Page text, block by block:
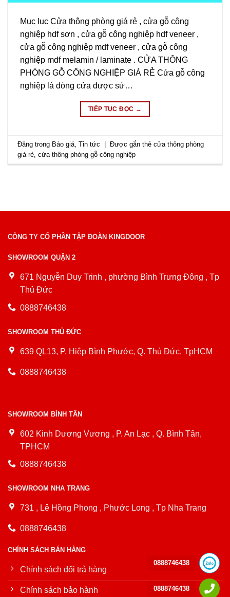
Mục lục Cửa thông phòng giá rẻ , cửa gỗ công
nghiệp hdf sơn , cửa gỗ công nghiệp hdf veneer ,
cửa gỗ công nghiệp mdf veneer , cửa gỗ công
nghiệp mdf melamin / laminate . CỬA THÔNG
PHÒNG GỖ CÔNG NGHIỆP GIÁ RẺ Cửa gỗ công
nghiệp là dòng cửa được sử…
TIẾP TỤC ĐỌC →
Đăng trong Báo giá ,Tin tức | Được gắn thẻcửa thông phòng
giá rẻ ,cửa thông phòng gỗ công nghiệp
CÔNG TY CỔ PHẦN TẬP ĐOÀN KINGDOOR
SHOWROOM QUẬN 2
671 Nguyễn Duy Trinh , phường Bình Trưng Đông , Tp
Thủ Đức
0888746438
SHOWROOM THỦ ĐỨC
639 QL13, P. Hiệp Bình Phước, Q. Thủ Đức, TpHCM
0888746438
SHOWROOM BÌNH TÂN
602 Kinh Dương Vương , P. An Lạc , Q. Bình Tân,
TPHCM
0888746438
SHOWROOM NHA TRANG
731 , Lê Hồng Phong , Phước Long , Tp Nha Trang
0888746438
CHÍNH SÁCH BÁN HÀNG
Chính sách đổi trả hàng
Chính sách bảo hành
0888746438
0888746438